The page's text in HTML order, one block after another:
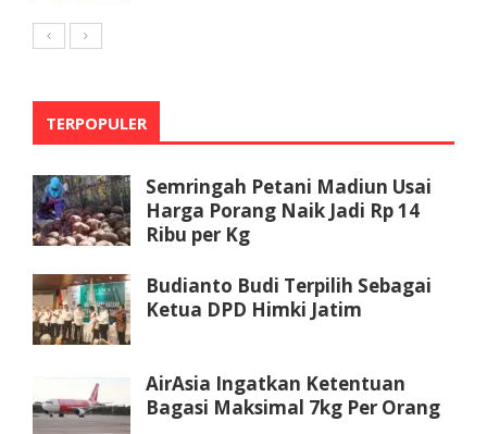
TERPOPULER
Semringah Petani Madiun Usai
Harga Porang Naik Jadi Rp 14
Ribu per Kg
Budianto Budi Terpilih Sebagai
Ketua DPD Himki Jatim
AirAsia Ingatkan Ketentuan
Bagasi Maksimal 7kg Per Orang